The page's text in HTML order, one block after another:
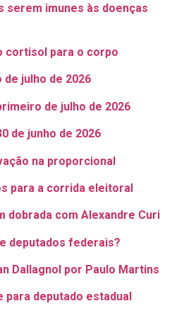
serem imunes às doenças
cortisol para o corpo
julho de 2026
de julho de 2026
de junho de 2026
na proporcional
para a corrida eleitoral
dobrada com Alexandre Curi
deputados federais?
Dallagnol por Paulo Martins
para deputado estadual